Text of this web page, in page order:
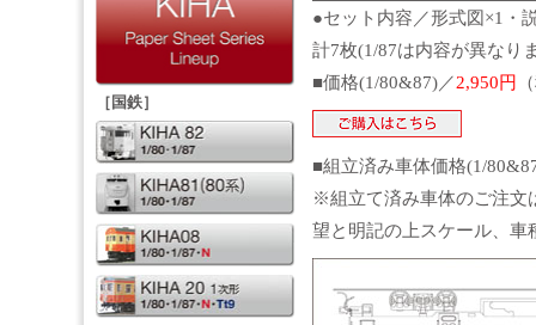
●セット内容／形式図×1
計7枚(1/87は内容が異なり
■価格(1/80&87)／2,950円
■組立済み車体価格(1/
※組立て済み車体のご注文
望と明記の上スケール、車
［国鉄］